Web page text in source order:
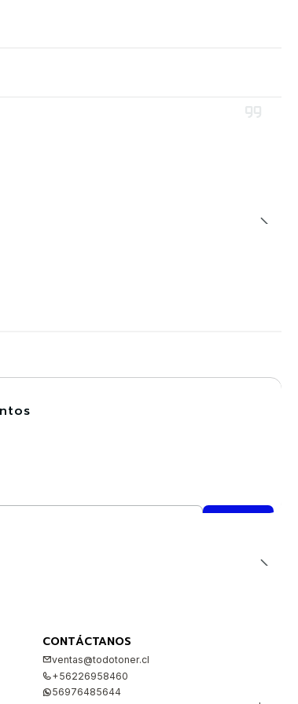
CONTÁCTANOS
ventas@todotoner.cl
+56226958460
56976485644